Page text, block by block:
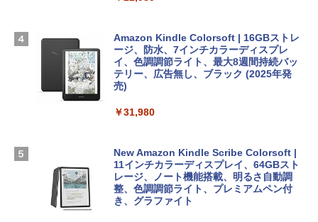
【Amazon.co.jp限定】 HP ノートパソコ
ン 15-fd 15.6インチ 16GBメモリ 512GB
SSD インテル Core 5
￥129,800
FMV ノートパソコン WE1-K3 (MS 365 P
ersonal/Copilotキー搭載/Win 11/15.6型/
Core i5/16GB/SSD 512GB/ホワイト) FM
VWK3E15W_AZ
ows11、10/mac対応|PC2台
￥39,582
ト): Java & Bedrock Edition | オンライ
￥3,600
￥480
FM TOWNS ハイパー・カタログ: 本体ハ
ェクトリストと最新エミュレータ紹介
Amazon Kindle Colorsoft | 16GBストレ
ージ、防水、7インチカラーディスプレ
イ、色調調節ライト、最大8週間持続バッ
テリー、広告無し、ブラック (2025年発
売)
￥31,980
New Amazon Kindle Scribe Colorsoft |
11インチカラーディスプレイ、64GBスト
レージ、ノート機能搭載、明るさ自動調
整、色調調節ライト、プレミアムペン付
き、グラファイト